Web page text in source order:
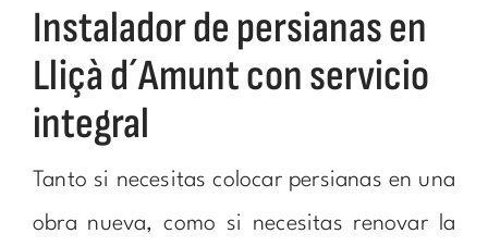
Instalador de persianas en
Lliçà d´Amunt con servicio
integral
Tanto si necesitas colocar persianas en una
obra nueva, como si necesitas renovar la